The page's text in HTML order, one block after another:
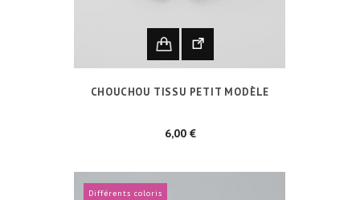
CHOUCHOU TISSU PETIT MODÈLE
6,00 €Prix
Différents coloris